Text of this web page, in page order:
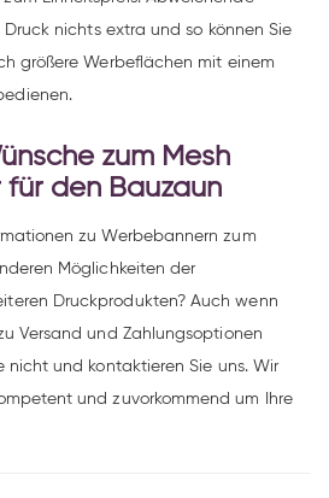
Druck nichts extra und so können Sie
größere Werbeflächen mit einem
zum Mesh
den Bauzaun
zu Werbebannern zum
Möglichkeiten der
Druckprodukten? Auch wenn
Versand und Zahlungsoptionen
nicht und kontaktieren Sie uns. Wir
und zuvorkommend um Ihre